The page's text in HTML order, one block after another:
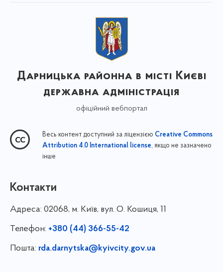
Дарницька районна в місті Києві
державна адміністрація
офіційний вебпортал
Весь контент доступний за ліцензією Creative Commons
Attribution 4.0 International license, якщо не зазначено
інше
Контакти
Адреса: 02068, м. Київ, вул. О. Кошиця, 11
Телефон: +380 (44) 366-55-42
Пошта: rda.darnytska@kyivcity.gov.ua